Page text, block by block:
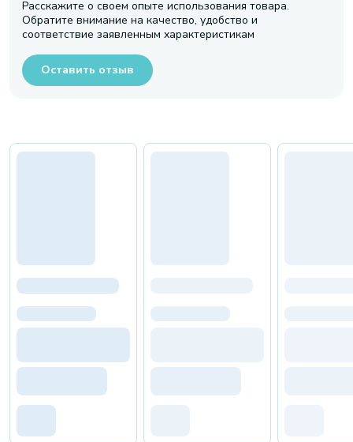
Расскажите о своем опыте использования товара.
Обратите внимание на качество, удобство и
соответствие заявленным характеристикам
Оставить отзыв